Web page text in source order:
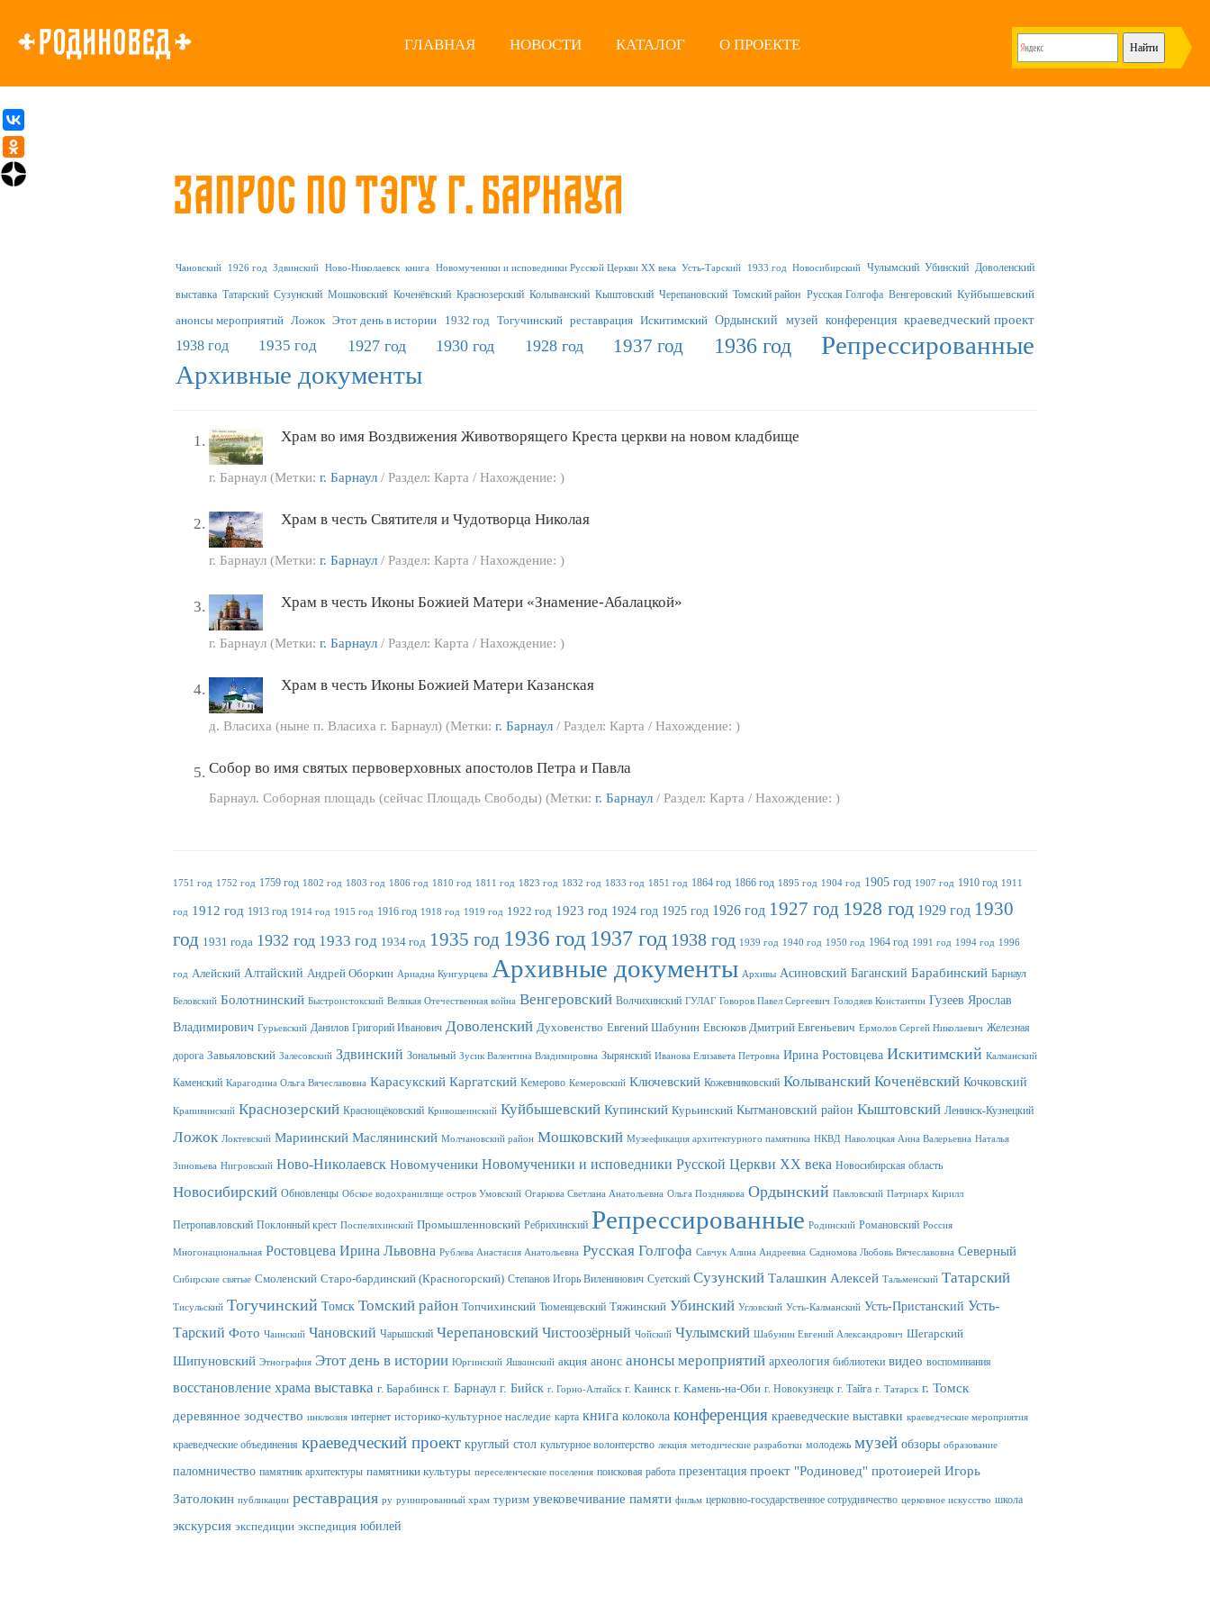
ГЛАВНАЯ НОВОСТИ КАТАЛОГ О ПРОЕКТЕ
Запрос по тэгу г. Барнаул
Чановский 1926 год Здвинский Ново-Николаевск книга Новомученики и исповедники Русской Церкви XX века Усть-Тарский 1933 год Новосибирский Чулымский Убинский Доволенский
выставка Татарский Сузунский Мошковский Коченёвский Краснозерский Колыванский Кыштовский Черепановский Томский район Русская Голгофа Венгеровский Куйбышевский
анонсы мероприятий Ложок Этот день в истории 1932 год Тогучинский реставрация Искитимский Ордынский музей конференция краеведческий проект
1938 год
1935 год 1927 год 1930 год 1928 год 1937 год 1936 год Репрессированные
Архивные документы
Храм во имя Воздвижения Животворящего Креста церкви на новом кладбище
г. Барнаул (Метки: г. Барнаул / Раздел: Карта / Нахождение: )
Храм в честь Святителя и Чудотворца Николая
г. Барнаул (Метки: г. Барнаул / Раздел: Карта / Нахождение: )
Храм в честь Иконы Божией Матери «Знамение-Абалацкой»
г. Барнаул (Метки: г. Барнаул / Раздел: Карта / Нахождение: )
Храм в честь Иконы Божией Матери Казанская
д. Власиха (ныне п. Власиха г. Барнаул) (Метки: г. Барнаул / Раздел: Карта / Нахождение: )
Собор во имя святых первоверховных апостолов Петра и Павла
Барнаул. Соборная площадь (сейчас Площадь Свободы) (Метки: г. Барнаул / Раздел: Карта / Нахождение: )
1751 год 1752 год 1759 год 1802 год 1803 год 1806 год 1810 год 1811 год 1823 год 1832 год 1833 год 1851 год 1864 год 1866 год 1895 год 1904 год 1905 год 1907 год 1910 год 1911
год 1912 год 1913 год 1914 год 1915 год 1916 год 1918 год 1919 год 1922 год 1923 год 1924 год 1925 год 1926 год 1927 год 1928 год 1929 год 1930
год 1931 года 1932 год 1933 год 1934 год 1935 год 1936 год 1937 год 1938 год 1939 год 1940 год 1950 год 1964 год 1991 год 1994 год 1996
год Алейский Алтайский Андрей Оборкин Ариадна Кунгурцева Архивные документы Архивы Асиновский Баганский Барабинский Барнаул
Беловский Болотнинский Быстроистокский Великая Отечественная война Венгеровский Волчихинский ГУЛАГ Говоров Павел Сергеевич Голодяев Константин Гузеев Ярослав
Владимирович Гурьевский Данилов Григорий Иванович Доволенский Духовенство Евгений Шабунин Евсюков Дмитрий Евгеньевич Ермолов Сергей Николаевич Железная
дорога Завьяловский Залесовский Здвинский Зональный Зусик Валентина Владимировна Зырянский Иванова Елизавета Петровна Ирина Ростовцева Искитимский Калманский
Каменский Карагодина Ольга Вячеславовна Карасукский Каргатский Кемерово Кемеровский Ключевский Кожевниковский Колыванский Коченёвский Кочковский
Крапивинский Краснозерский Краснощёковский Кривошеинский Куйбышевский Купинский Курьинский Кытмановский район Кыштовский Ленинск-Кузнецкий
Ложок Локтевский Мариинский Маслянинский Молчановский район Мошковский Музеефикация архитектурного памятника НКВД Наволоцкая Анна Валерьевна Наталья
Зиновьева Нигровский Ново-Николаевск Новомученики Новомученики и исповедники Русской Церкви XX века Новосибирская область
Новосибирский Обновленцы Обское водохранилище остров Умовский Огаркова Светлана Анатольевна Ольга Позднякова Ордынский Павловский Патриарх Кирилл
Петропавловский Поклонный крест Поспелихинский Промышленновский Ребрихинский Репрессированные Родинский Романовский Россия
Многонациональная Ростовцева Ирина Львовна Рублева Анастасия Анатольевна Русская Голгофа Савчук Алина Андреевна Садномова Любовь Вячеславовна Северный
Сибирские святые Смоленский Старо-бардинский (Красногорский) Степанов Игорь Виленинович Суетский Сузунский Талашкин Алексей Тальменский Татарский
Тисульский Тогучинский Томск Томский район Топчихинский Тюменцевский Тяжинский Убинский Угловский Усть-Калманский Усть-Пристанский Усть-
Тарский Фото Чаинский Чановский Чарышский Черепановский Чистоозёрный Чойский Чулымский Шабунин Евгений Александрович Шегарский
Шипуновский Этнография Этот день в истории Юргинский Яшкинский акция анонс анонсы мероприятий археология библиотеки видео воспоминания
восстановление храма выставка г. Барабинск г. Барнаул г. Бийск г. Горно-Алтайск г. Каинск г. Камень-на-Оби г. Новокузнецк г. Тайга г. Татарск г. Томск
деревянное зодчество инклюзия интернет историко-культурное наследие карта книга колокола конференция краеведческие выставки краеведческие мероприятия
краеведческие объединения краеведческий проект круглый стол культурное волонтерство лекция методические разработки молодежь музей обзоры образование
паломничество памятник архитектуры памятники культуры переселенческие поселения поисковая работа презентация проект "Родиновед" протоиерей Игорь
Затолокин публикации реставрация ру руинированный храм туризм увековечивание памяти фильм церковно-государственное сотрудничество церковное искусство школа
экскурсия экспедиции экспедиция юбилей